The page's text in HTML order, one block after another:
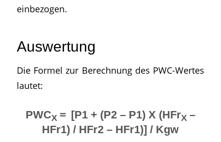
einbezogen.
Auswertung
Die Formel zur Berechnung des PWC-Wertes
lautet:
PWCX = [P1 + (P2 – P1) X (HFrX –
HFr1) / HFr2 – HFr1)] / Kgw